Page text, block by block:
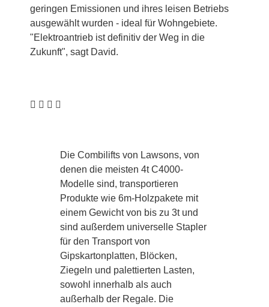
geringen Emissionen und ihres leisen Betriebs
ausgewählt wurden - ideal für Wohngebiete.
"Elektroantrieb ist definitiv der Weg in die
Zukunft", sagt David.
Die Combilifts von Lawsons, von
denen die meisten 4t C4000-
Modelle sind, transportieren
Produkte wie 6m-Holzpakete mit
einem Gewicht von bis zu 3t und
sind außerdem universelle Stapler
für den Transport von
Gipskartonplatten, Blöcken,
Ziegeln und palettierten Lasten,
sowohl innerhalb als auch
außerhalb der Regale. Die